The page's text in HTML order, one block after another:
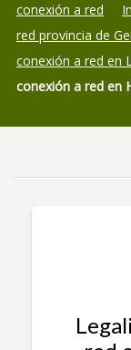
conexión a red
red provincia de
conexión a red en
conexión a red en